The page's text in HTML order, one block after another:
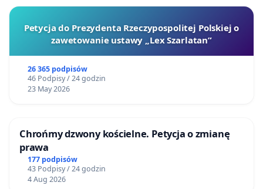
Petycja do Prezydenta Rzeczypospolitej Polskiej o
zawetowanie ustawy „Lex Szarlatan”
26 365 podpisów
46 Podpisy / 24 godzin
23 May 2026
Chrońmy dzwony kościelne. Petycja o zmianę
prawa
177 podpisów
43 Podpisy / 24 godzin
4 Aug 2026